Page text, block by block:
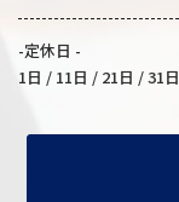
-定休日 -
1日 / 11日 / 21日 / 31日